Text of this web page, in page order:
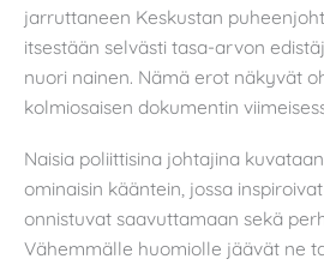
jarruttaneen Keskustan
itsestään selvästi tasa-arvon
nuori nainen. Nämä erot näkyvät
kolmiosaisen dokumentin
Naisia poliittisina johtajina kuvataan
ominaisin kääntein, jossa
onnistuvat saavuttamaan sekä
Vähemmälle huomiolle jäävät ne